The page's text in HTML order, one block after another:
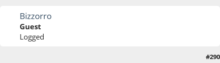
Bizzorro
Guest
Logged
#290